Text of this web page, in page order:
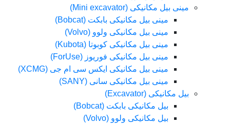
مینی بیل مکانیکی (Mini excavator)
مینی بیل مکانیکی بابکت (Bobcat)
مینی بیل مکانیکی ولوو (Volvo)
مینی بیل مکانیکی کوبوتا (Kubota)
مینی بیل مکانیکی فوریوز (ForUse)
مینی بیل مکانیکی ایکس سی ام جی (XCMG)
مینی بیل مکانیکی سانی (SANY)
بیل مکانیکی (Excavator)
بیل مکانیکی بابکت (Bobcat)
بیل مکانیکی ولوو (Volvo)